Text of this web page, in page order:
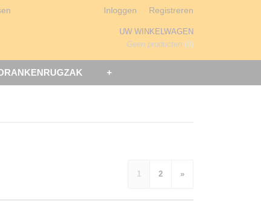
Inloggen Registreren
UW WINKELWAGEN
Geen producten (0)
+
1 2 »